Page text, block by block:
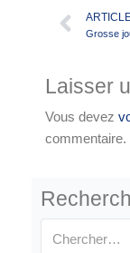
Laisser
Vous devez
commentaire.